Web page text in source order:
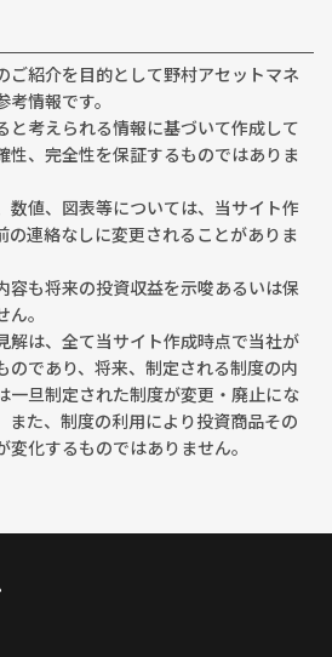
ご紹介を目的として野村アセットマネ
情報です。
と考えられる情報に基づいて作成して
性、完全性を保証するものではありま
数値、図表等については、当サイト作
の連絡なしに変更されることがありま
容も将来の投資収益を示唆あるいは保
。
解は、全て当サイト作成時点で当社が
のであり、将来、制定される制度の内
一旦制定された制度が変更・廃止にな
また、制度の利用により投資商品その
化するものではありません。